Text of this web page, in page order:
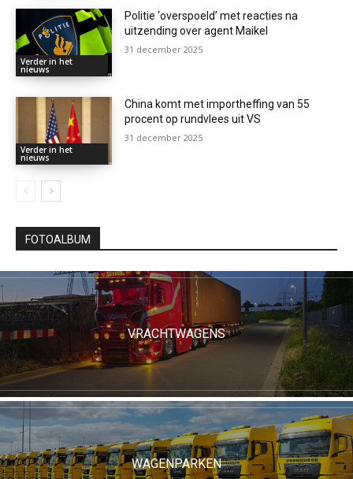
Verder in het
nieuws
Politie ‘overspoeld’ met reacties na
uitzending over agent Maikel
31 december 2025
Verder in het
nieuws
China komt met importheffing van 55
procent op rundvlees uit VS
31 december 2025
FOTOALBUM
VRACHTWAGENS
WAGENPARKEN